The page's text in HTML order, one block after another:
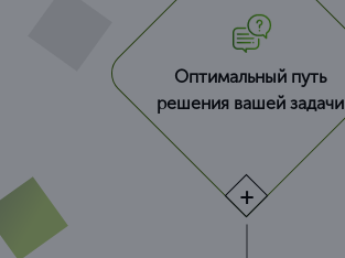
Оптимальный путь
решения вашей задачи